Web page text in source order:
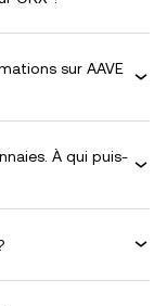
sur AAVE
À qui puis-